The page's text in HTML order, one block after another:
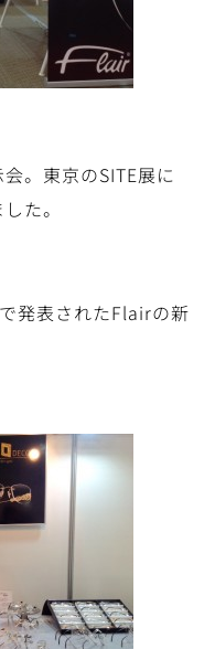
。東京のSITE展に
た。
発表されたFlairの新